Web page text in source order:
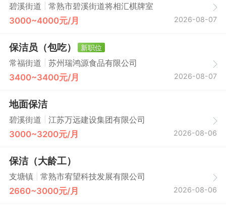
碧溪街道 常熟市碧溪街道将相汇棋牌室
3000~4000元/月 2026-08-07
保洁员（包吃）
新职位
常福街道
苏州瑞鸿源食品有限公司
3400~3400元/月 2026-08-07
地面保洁
碧溪街道 江苏万远建设集团有限公司
3000~3200元/月 2026-08-06
保洁（大龄工）
支塘镇 常熟市宥望科技发展有限公司
2660~3000元/月 2026-08-06